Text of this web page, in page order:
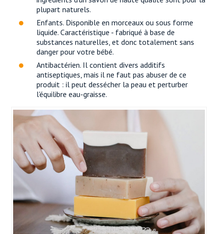
plupart naturels.
Enfants. Disponible en morceaux ou sous forme
liquide. Caractéristique - fabriqué à base de
substances naturelles, et donc totalement sans
danger pour votre bébé.
Antibactérien. Il contient divers additifs
antiseptiques, mais il ne faut pas abuser de ce
produit : il peut dessécher la peau et perturber
l'équilibre eau-graisse.